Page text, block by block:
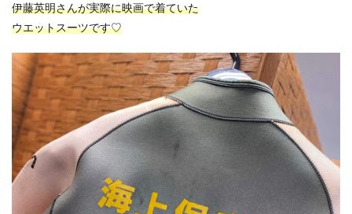
伊藤英明さんが実際に映画で着ていた
ウエットスーツです♡